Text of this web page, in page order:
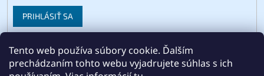
Tento web používa súbory cookie. Ďalším
prechádzaním tohto webu vyjadrujete súhlas s ich
PRIHLÁSIŤ SA
Vytvoril Shoptet